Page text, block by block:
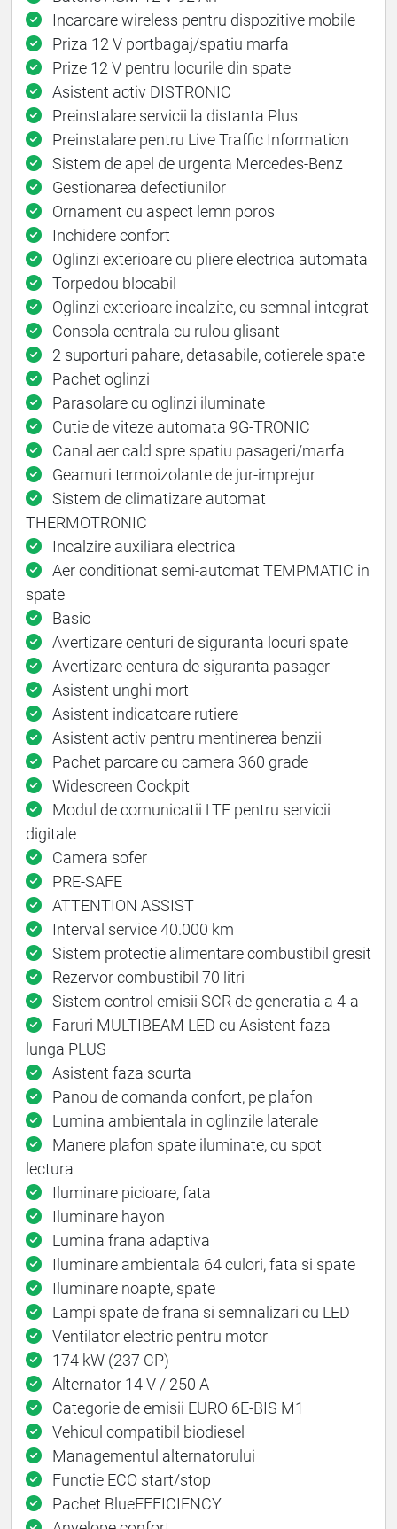
Incarcare wireless pentru dispozitive mobile
Priza 12 V portbagaj/spatiu marfa
Prize 12 V pentru locurile din spate
Asistent activ DISTRONIC
Preinstalare servicii la distanta Plus
Preinstalare pentru Live Traffic Information
Sistem de apel de urgenta Mercedes-Benz
Gestionarea defectiunilor
Ornament cu aspect lemn poros
Inchidere confort
Oglinzi exterioare cu pliere electrica automata
Torpedou blocabil
Oglinzi exterioare incalzite, cu semnal integrat
Consola centrala cu rulou glisant
2 suporturi pahare, detasabile, cotierele spate
Pachet oglinzi
Parasolare cu oglinzi iluminate
Cutie de viteze automata 9G-TRONIC
Canal aer cald spre spatiu pasageri/marfa
Geamuri termoizolante de jur-imprejur
Sistem de climatizare automat
THERMOTRONIC
Incalzire auxiliara electrica
Aer conditionat semi-automat TEMPMATIC in
spate
Basic
Avertizare centuri de siguranta locuri spate
Avertizare centura de siguranta pasager
Asistent unghi mort
Asistent indicatoare rutiere
Asistent activ pentru mentinerea benzii
Pachet parcare cu camera 360 grade
Widescreen Cockpit
Modul de comunicatii LTE pentru servicii
digitale
Camera sofer
PRE-SAFE
ATTENTION ASSIST
Interval service 40.000 km
Sistem protectie alimentare combustibil gresit
Rezervor combustibil 70 litri
Sistem control emisii SCR de generatia a 4-a
Faruri MULTIBEAM LED cu Asistent faza
lunga PLUS
Asistent faza scurta
Panou de comanda confort, pe plafon
Lumina ambientala in oglinzile laterale
Manere plafon spate iluminate, cu spot
lectura
Iluminare picioare, fata
Iluminare hayon
Lumina frana adaptiva
Iluminare ambientala 64 culori, fata si spate
Iluminare noapte, spate
Lampi spate de frana si semnalizari cu LED
Ventilator electric pentru motor
174 kW (237 CP)
Alternator 14 V / 250 A
Categorie de emisii EURO 6E-BIS M1
Vehicul compatibil biodiesel
Managementul alternatorului
Functie ECO start/stop
Pachet BlueEFFICIENCY